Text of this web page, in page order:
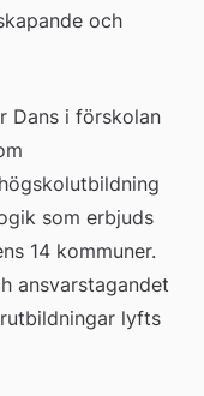
och
Dans i förskolan
som erbjuds
14 kommuner.
ansvarstagandet
lyfts